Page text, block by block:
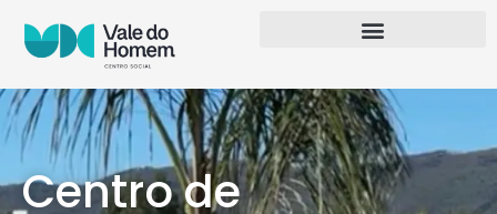
Centro de